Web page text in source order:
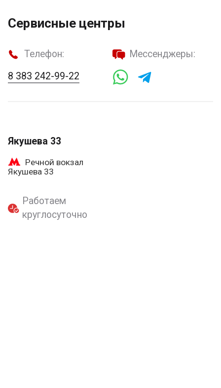
Сервисные центры
Телефон:
8 383 242-99-22
Мессенджеры:
Якушева 33
Речной вокзал
Якушева 33
Работаем
круглосуточно